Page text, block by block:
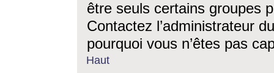
être seuls certains groupes
Contactez l’administrateur
pourquoi vous n’êtes pas
Haut